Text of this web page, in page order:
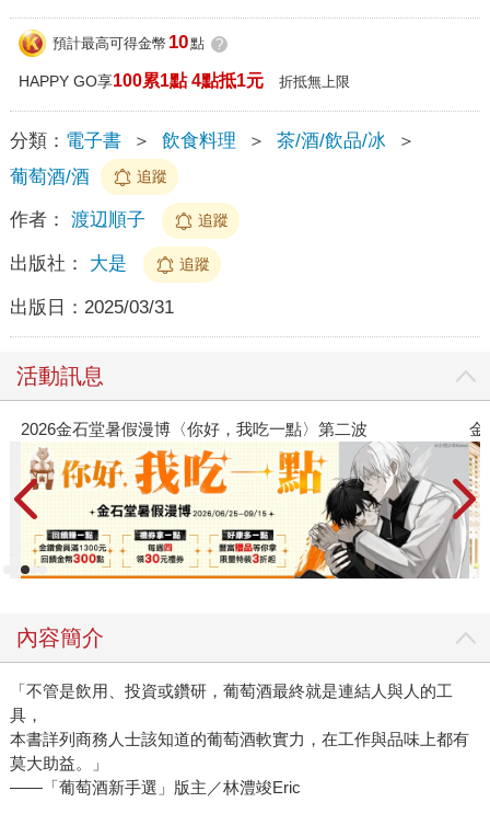
預計最高可得金幣 10點 ?
HAPPY GO享100累1點 4點抵1元 折抵無上限
分類： 電子書 ＞ 飲食料理 ＞ 茶/酒/飲品/冰
＞
葡萄酒/酒
追蹤
作者： 渡辺順子 追蹤
出版社： 大是 追蹤
出版日： 2025/03/31
活動訊息
2026金石堂暑假漫博〈你好，我吃一點〉第二波 金
內容簡介
「不管是飲用、投資或鑽研，葡萄酒最終就是連結人與人的工
具，
本書詳列商務人士該知道的葡萄酒軟實力，在工作與品味上都有
莫大助益。」
——「葡萄酒新手選」版主／林澧竣Eric